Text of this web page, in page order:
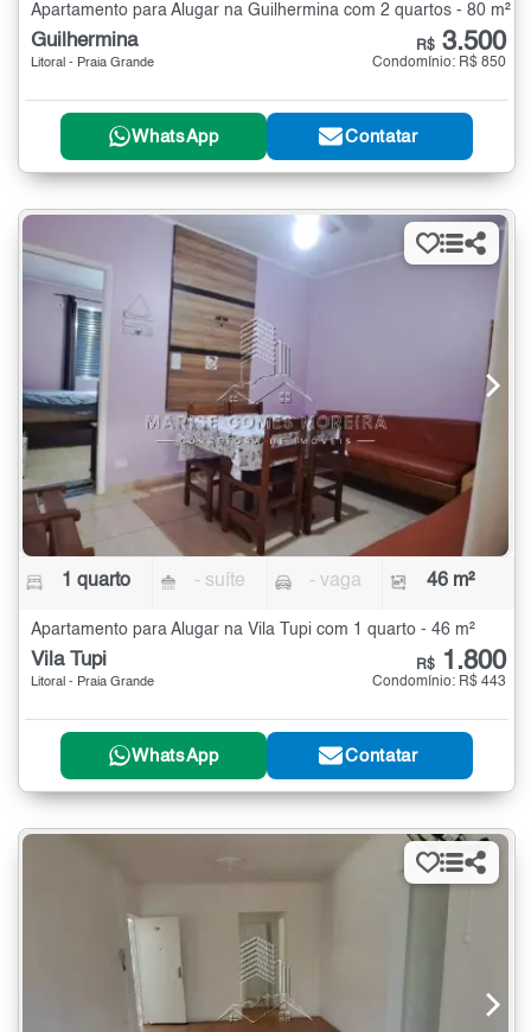
Apartamento para Alugar na Guilhermina com 2 quartos - 80 m²
Guilhermina
Litoral - Praia Grande
R$ 3.500
Condomínio: R$ 850
WhatsApp Contatar
1 quarto - suíte - vaga 46 m²
Apartamento para Alugar na Vila Tupi com 1 quarto - 46 m²
Vila Tupi
Litoral - Praia Grande
R$ 1.800
Condomínio: R$ 443
WhatsApp Contatar